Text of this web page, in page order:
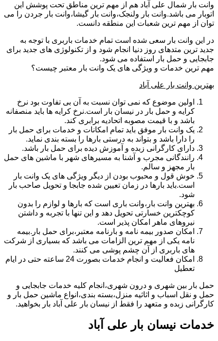
وانت بار شمال علی آباد هم از مهم ترین مناطق تحت پوشش این
اتوبار می باشد.وانت بار ولنجک،وانت بار گیشا،وانت بار جردن را می
توان از مهم ترین شعبات این منطقه دانست.
در این وانت بار سعی شده است تمام خدمات باربری با توجه به
جدید ترین متدهای روز دنیا انجام شود و از تکنولوژی های جدید برای
جابجایی و حمل بار استفاده می شود.
مهم ترین خدمات و ویژگی های یک وانت بار معتبر چیست؟
بهترین وانت بار علی آباد
اولین موضوع که نمی توان نسبت به آن بی تفاوت بود نرخ
کرایه و حمل بار در نیسان بار است.نرخ کرایه ها باید منصفانه
باشد و با قیمت مصوبه اتحادیه برابری کند.
یک وانت بار موفق باید تمام امکانات و خدمات برای حمل بار
را دارا باشد و بتواند به درستی بارها را بسته بندی نماید.
دارای کارگرانی زبده و آموزش دیده برای حمل بار باشد.
رانندگانی مجرب و آشنا به مسیرهای شهر با ماشین های حمل
بار مجهز و سالم.
خوش قول و محبوب بودن از دیگر ویژگی های یک وانت بار
است.باید بارها در زمان تعیین شده جابجا و تحویل صاحب بار
شود.
بهترین وانت بار،وانت باری است که بارها و لوازم را بدون
کوچکترین خسارتی تحویل دهد و این تنها با تجربه و داشتن
نیروهای ماهر امکان پذیر است.
امکان صدور بیمه نامه و بارنامه معتبر،برای حمل بار.بیمه
نامه یکی از مهم ترین الزامات می باشد که بسیاری از شرکت
های باربری از آن چشم پوشی می کنند.
امکان فعالیت و انجام خدمات بصورت 24 ساعته حتی در ایام
تعطیل
حمل بار بین شهری و درون شهری،انجام کلیه خدمات جابجایی و
حمل و نقل اسباب و اثاثیه منزل،بسته بندی،انواع ماشین حمل بار و
کارگرانی زبده و متعهد را فقط از نیسان بار علی آباد بار بخواهید.
خدمات نیسان بار علی آباد